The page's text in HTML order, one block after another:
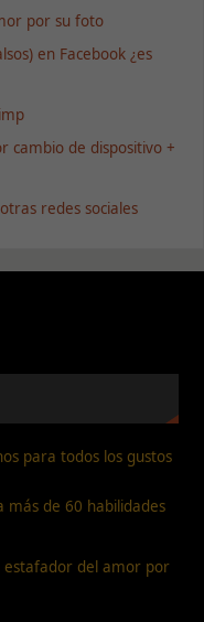
por su foto
en Facebook ¿es
cambio de dispositivo +
redes sociales
para todos los gustos
más de 60 habilidades
estafador del amor por